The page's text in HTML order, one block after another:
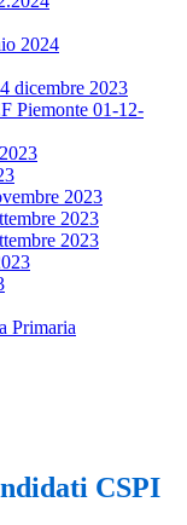
2024
dicembre 2023
Piemonte 01-12-
2023
2023
2023
Primaria
CSPI